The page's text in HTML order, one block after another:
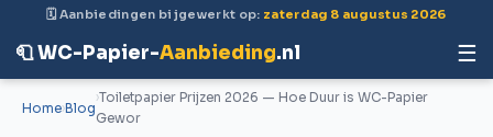
🗓 Aanbiedingen bijgewerkt op: zaterdag 8 augustus 2026
🧻 WC-Papier-Aanbieding.nl ☰
Home Blog
Toiletpapier Prijzen 2026 — Hoe Duur is WC-Papier
Gewor